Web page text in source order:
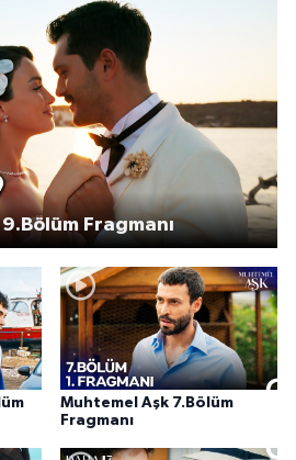
Fragmanı
Muhtemel Aşk 7.Bölüm
Fragmanı